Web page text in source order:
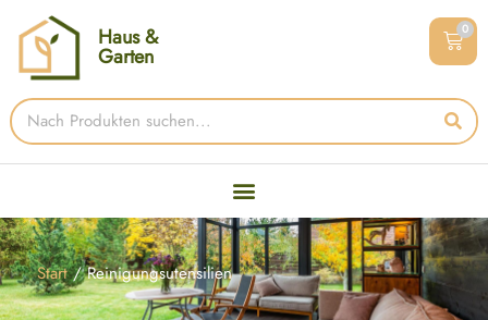
Haus &
Garten
0
Start/ Reinigungsutensilien